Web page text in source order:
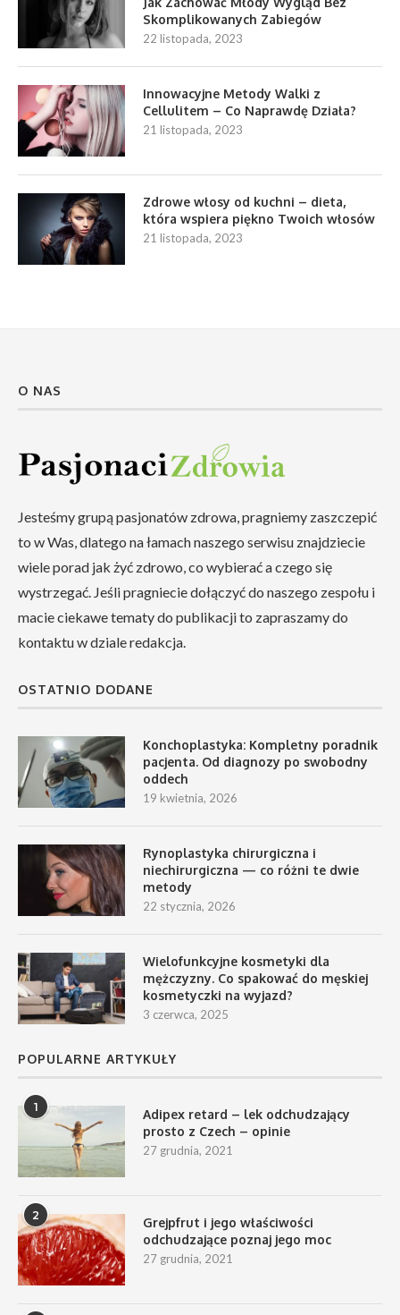
Skomplikowanych Zabiegów
22 listopada, 2023
Innowacyjne Metody Walki z
Cellulitem – Co Naprawdę Działa?
21 listopada, 2023
Zdrowe włosy od kuchni – dieta,
która wspiera piękno Twoich włosów
21 listopada, 2023
O NAS
Jesteśmy grupą pasjonatów zdrowa, pragniemy zaszczepić
to w Was, dlatego na łamach naszego serwisu znajdziecie
wiele porad jak żyć zdrowo, co wybierać a czego się
wystrzegać. Jeśli pragniecie dołączyć do naszego zespołu i
macie ciekawe tematy do publikacji to zapraszamy do
kontaktu w dziale redakcja.
OSTATNIO DODANE
Konchoplastyka: Kompletny poradnik
pacjenta. Od diagnozy po swobodny
oddech
19 kwietnia, 2026
Rynoplastyka chirurgiczna i
niechirurgiczna — co różni te dwie
metody
22 stycznia, 2026
Wielofunkcyjne kosmetyki dla
mężczyzny. Co spakować do męskiej
kosmetyczki na wyjazd?
3 czerwca, 2025
POPULARNE ARTYKUŁY
1
Adipex retard – lek odchudzający
prosto z Czech – opinie
27 grudnia, 2021
2
Grejpfrut i jego właściwości
odchudzające poznaj jego moc
27 grudnia, 2021